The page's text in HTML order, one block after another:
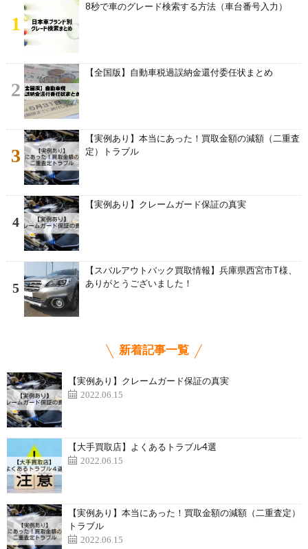
1
8秒で車のグレード検索する方法（車台番号入力）
2
【全国版】自動車税過誤納金還付委任状まとめ
3
【実例あり】本当にあった！買取金額の減額（二重査
定）トラブル
4
【実例あり】クレームガード保証の真実
5
【スバルアウトバック買取情報】兵庫県西宮市T様、
ありがとうございました！
新着記事一覧
【実例あり】クレームガード保証の真実
2022.06.15
【大手買取店】よくあるトラブル4選
2022.06.15
【実例あり】本当にあった！買取金額の減額（二重査定）
トラブル
2022.06.15